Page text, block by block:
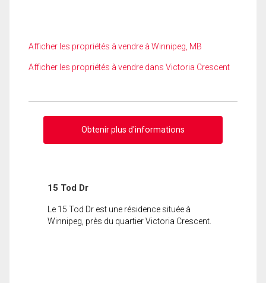
Afficher les propriétés à vendre à Winnipeg, MB
Afficher les propriétés à vendre dans Victoria Crescent
Obtenir plus d'informations
15 Tod Dr
Le 15 Tod Dr est une résidence située à
Winnipeg, près du quartier Victoria Crescent.